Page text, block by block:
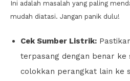
Ini adalah masalah yang paling
mudah diatasi. Jangan panik dulu!
Cek Sumber Listrik:
terpasang dengan benar ke
colokkan perangkat lain ke